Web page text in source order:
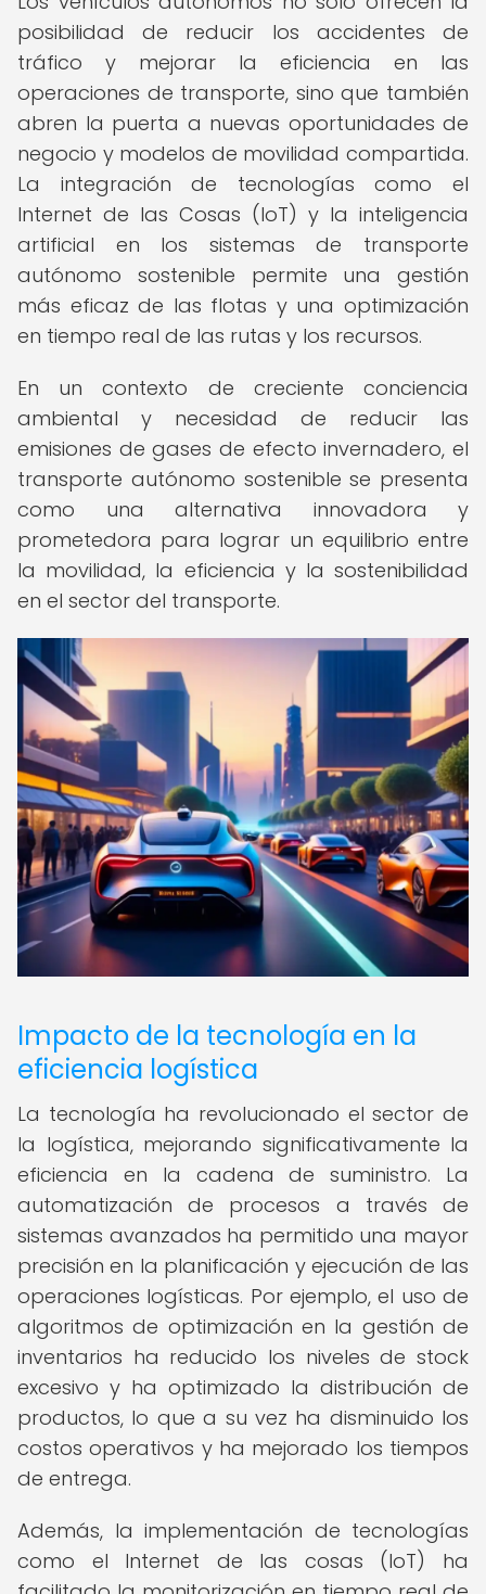
posibilidad de reducir los accidentes de
tráfico y mejorar la eficiencia en las
operaciones de transporte, sino que también
abren la puerta a nuevas oportunidades de
negocio y modelos de movilidad compartida.
La integración de tecnologías como el
Internet de las Cosas (IoT) y la inteligencia
artificial en los sistemas de transporte
autónomo sostenible permite una gestión
más eficaz de las flotas y una optimización
en tiempo real de las rutas y los recursos.
En un contexto de creciente conciencia
ambiental y necesidad de reducir las
emisiones de gases de efecto invernadero, el
transporte autónomo sostenible se presenta
como una alternativa innovadora y
prometedora para lograr un equilibrio entre
la movilidad, la eficiencia y la sostenibilidad
en el sector del transporte.
Impacto de la tecnología en la
eficiencia logística
La tecnología ha revolucionado el sector de
la logística, mejorando significativamente la
eficiencia en la cadena de suministro. La
automatización de procesos a través de
sistemas avanzados ha permitido una mayor
precisión en la planificación y ejecución de las
operaciones logísticas. Por ejemplo, el uso de
algoritmos de optimización en la gestión de
inventarios ha reducido los niveles de stock
excesivo y ha optimizado la distribución de
productos, lo que a su vez ha disminuido los
costos operativos y ha mejorado los tiempos
de entrega.
Además, la implementación de tecnologías
como el Internet de las cosas (IoT) ha